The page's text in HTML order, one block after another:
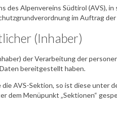
des Alpenvereins Südtirol (AVS),
im Auftrag
(Inhaber)
der Verarbeitung der
bereitgestellt haben.
AVS-Sektion, so ist diese unter
dem Menüpunkt „Sektionen“